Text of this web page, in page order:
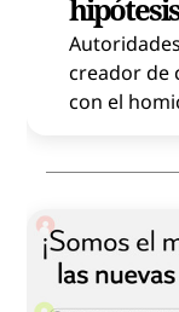
creador de
con el